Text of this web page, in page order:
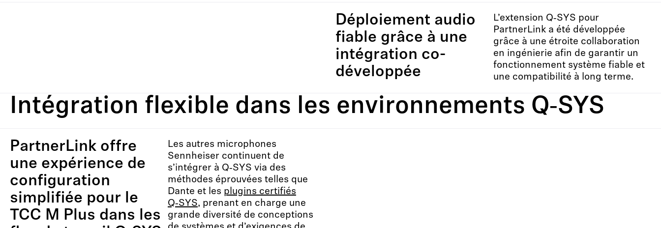
Déploiement audio
fiable grâce à une
intégration co-
développée
L’extension Q‑SYS pour
PartnerLink a été développée
grâce à une étroite collaboration
en ingénierie afin de garantir un
fonctionnement système fiable et
une compatibilité à long terme.
Intégration flexible dans les environnements Q‑SYS
PartnerLink offre
une expérience de
configuration
simplifiée pour le
TCC M Plus dans les
Les autres microphones
Sennheiser continuent de
s’intégrer à Q‑SYS via des
méthodes éprouvées telles que
Dante et les plugins certifiés
Q‑SYS, prenant en charge une
grande diversité de conceptions